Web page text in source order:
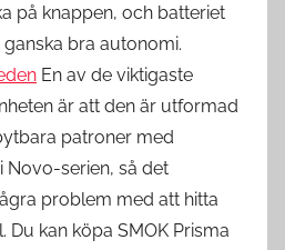
på knappen, och batteriet
bra autonomi.
En av de viktigaste
är att den är utformad
patroner med
Novo-serien, så det
problem med att hitta
kan köpa SMOK Prisma